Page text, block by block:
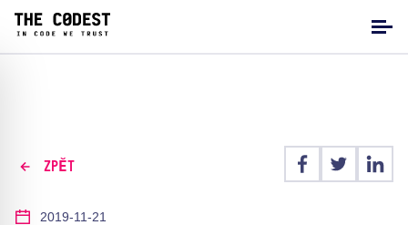
ZPĚT
2019-11-21